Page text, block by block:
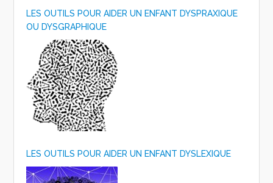
LES OUTILS POUR AIDER UN ENFANT DYSPRAXIQUE
OU DYSGRAPHIQUE
LES OUTILS POUR AIDER UN ENFANT DYSLEXIQUE